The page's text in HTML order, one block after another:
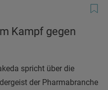
Kampf gegen
spricht über die
der Pharmabranche